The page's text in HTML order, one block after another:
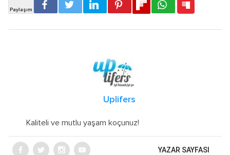
Uplifers
Kaliteli ve mutlu yaşam koçunuz!
YAZAR SAYFASI